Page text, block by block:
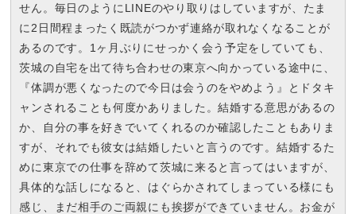
せん。毎日のようにLINEのやり取りはしていますが、たま
に2日間程まったく既読がつかず連絡が取れなくなることが
あるのです。1ヶ月ぶりにせっかく会う予定をしていても、
茨城の自宅を出て待ち合わせの東京へ向かっている途中に、
『体調が悪くなったので今日は会うのをやめよう』とドタキ
ャンされることも何度かありました。結婚する意思があるの
か、自分の事を好きでいてくれるのか確認したこともありま
すが、それでも彼女は結婚したいと言うのです。結婚するた
めに東京での仕事を辞めて茨城に来ると言ってはいますが、
具体的な話しになると、はぐらかされてしまっている様にも
感じ、まだ相手のご両親にも挨拶ができていません。お金が